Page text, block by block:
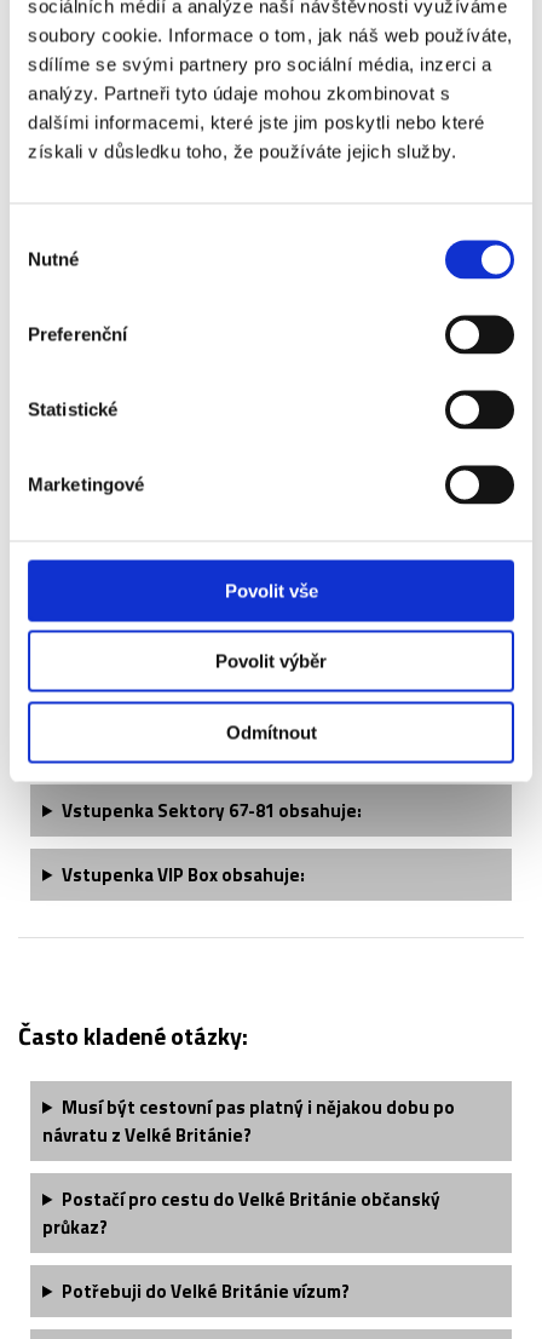
sociálních médií a analýze naší návštěvnosti využíváme
soubory cookie. Informace o tom, jak náš web používáte,
sdílíme se svými partnery pro sociální média, inzerci a
analýzy. Partneři tyto údaje mohou zkombinovat s
dalšími informacemi, které jste jim poskytli nebo které
získali v důsledku toho, že používáte jejich služby.
souhlasu
Nutné
Preferenční
Statistické
Marketingové
Povolit vše
Povolit výběr
Odmítnout
Bournemouth - VIP
Woolwich
Arsenal FC - AFC
Bournemouth - VIP
Woolwich - sektor
+10 100 Kč
Bournemouth - VIP
Arsenal - popis vstupenek ↓
Vstupenka VIP Club Level obsahuje:
Vstupenka VIP Executive Box obsahuje:
Vstupenka VIP Executive Box Premium obsahuje:
Vstupenka VIP Woolwich obsahuje:
VstupenkaSektory 67-81 obsahuje:
VstupenkaVIP Boxobsahuje:
Často kladené otázky:
Musí být cestovní pas platný i nějakou dobu po
návratu z Velké Británie?
Postačí pro cestu do Velké Británie občanský
průkaz?
Potřebuji do Velké Británie vízum?